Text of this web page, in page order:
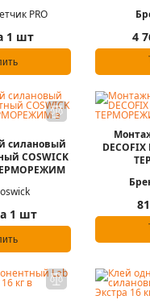
PRO
1 шт 4
силановый
COSWICK
1 шт